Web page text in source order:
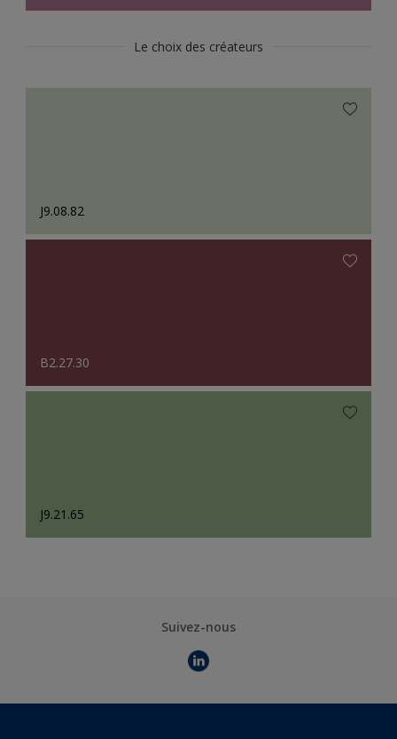
Le choix des créateurs
J9.08.82
B2.27.30
J9.21.65
Suivez-nous